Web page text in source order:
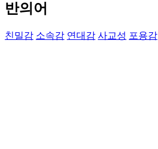
반의어
친밀감 소속감 연대감 사교성 포용감